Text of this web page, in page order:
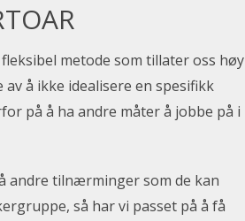
metode som tillater oss høy
å ikke idealisere en spesifikk
på å ha andre måter å jobbe på i
andre tilnærminger som de kan
så har vi passet på å få